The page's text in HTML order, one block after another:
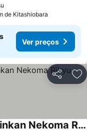
de Kitashiobara
Ver preços
Partilhar
Urabandai Lake Resort Geihinkan Nekoma Rikyu